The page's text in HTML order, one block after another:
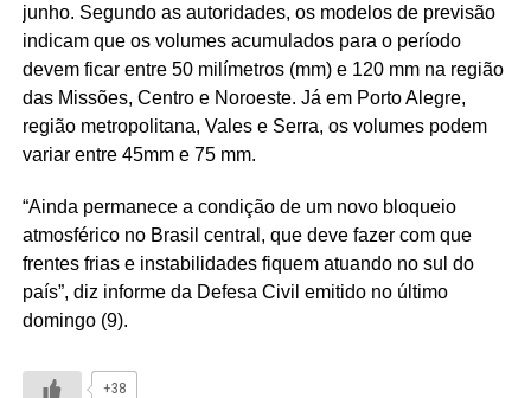
junho. Segundo as autoridades, os modelos de previsão
indicam que os volumes acumulados para o período
devem ficar entre 50 milímetros (mm) e 120 mm na região
das Missões, Centro e Noroeste. Já em Porto Alegre,
região metropolitana, Vales e Serra, os volumes podem
variar entre 45mm e 75 mm.
“Ainda permanece a condição de um novo bloqueio
atmosférico no Brasil central, que deve fazer com que
frentes frias e instabilidades fiquem atuando no sul do
país”, diz informe da Defesa Civil emitido no último
domingo (9).
+38